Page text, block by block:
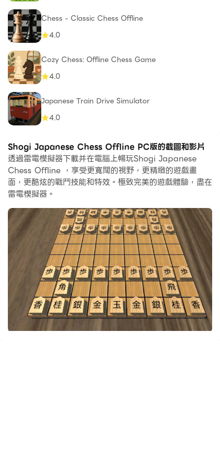
Chess - Classic Chess Offline
4.0
Cozy Chess: Offline Chess Game
4.0
Japanese Train Drive Simulator
4.0
Shogi Japanese Chess Offline PC版的截圖和影片
透過雷電模擬器下載并在電腦上暢玩Shogi Japanese
Chess Offline ，享受更寬闊的視野，更精緻的遊戲畫
面，更酷炫的戰鬥技能和特效。極致完美的遊戲體驗，盡在
雷電模擬器。